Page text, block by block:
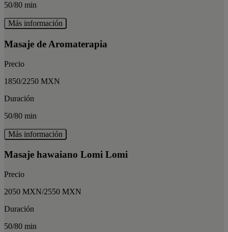
50/80 min
Más información
Masaje de Aromaterapia
Precio
1850/2250 MXN
Duración
50/80 min
Más información
Masaje hawaiano Lomi Lomi
Precio
2050 MXN/2550 MXN
Duración
50/80 min